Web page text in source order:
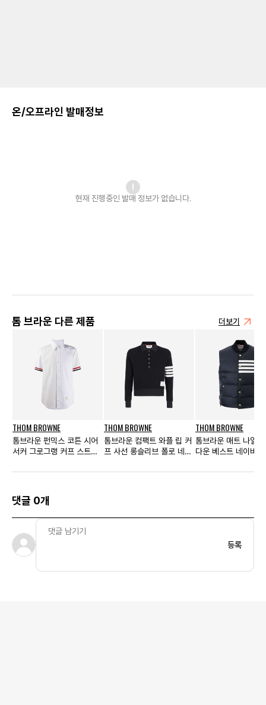
온/오프라인 발매정보
현재 진행중인 발매 정보가 없습니다.
톰 브라운 다른 제품 더보기
THOM BROWNE
톰브라운 펀믹스 코튼 시어
서커 그로그랭 커프 스트레
이트
THOM BROWNE
톰브라운 컴팩트 와플 립 커
프 사선 롱슬리브 폴로 네이
THOM BROWNE
톰브라운 매트 나일
다운 베스트 네이비
댓글 0개
등록